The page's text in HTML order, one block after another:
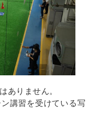
ありません。
講習を受けている写